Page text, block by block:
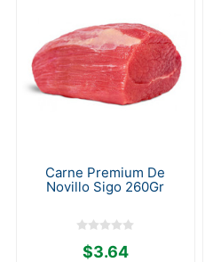
Carne Premium De
Novillo Sigo 260Gr
$3.64